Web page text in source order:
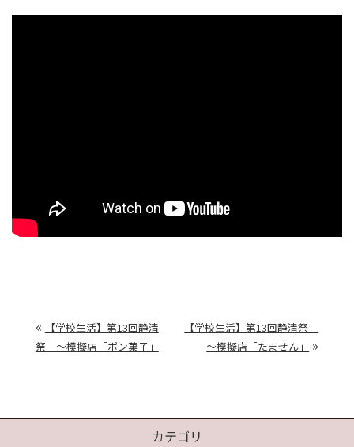
«
【学校生活】第13回静清
祭 ～模擬店「ポン菓子」
【学校生活】第13回静清祭
～模擬店「たません」
»
カテゴリ